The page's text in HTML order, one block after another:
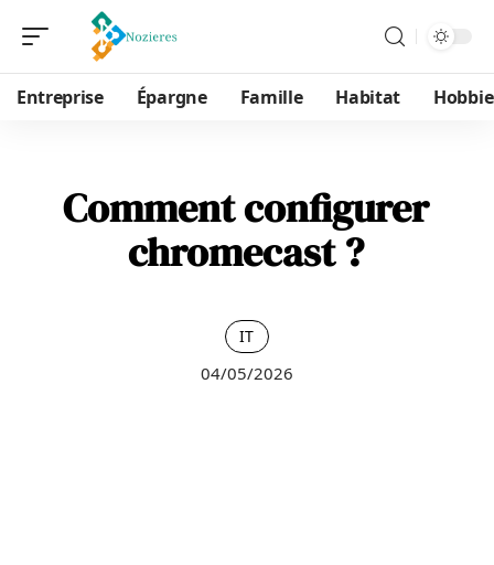
Entreprise Épargne Famille Habitat
Comment configurer
chromecast ?
IT
04/05/2026